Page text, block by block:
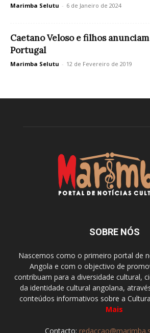
Marimba Selutu - 6 de Janeiro de 2024
Caetano Veloso e filhos
Portugal
Marimba Selutu - 12 de Fevereiro de 2019
SOBRE NÓS
Nascemos como o primeiro portal de
Angola e com o objectivo de
contribuam para a diversidade cultural,
da identidade cultural angolana,
conteúdos informativos sobre a
Mais
Contacto: